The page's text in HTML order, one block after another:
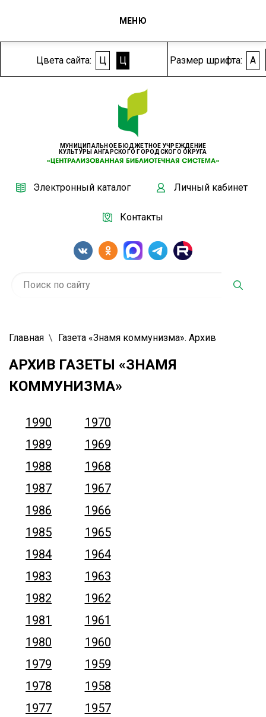
Цвета сайта: Ц Ц Размер шрифта: A
МУНИЦИПАЛЬНОЕ БЮДЖЕТНОЕ УЧРЕЖДЕНИЕ
КУЛЬТУРЫ АНГАРСКОГО ГОРОДСКОГО ОКРУГА
Электронный каталог Личный кабинет
Контакты
МЕНЮ
Главная Газета «Знамя коммунизма». Архив
АРХИВ ГАЗЕТЫ «ЗНАМЯ
КОММУНИЗМА»
1990
1970
1989
1969
1988
1968
1987
1967
1986
1966
1985
1965
1984
1964
1983
1963
1982
1962
1981
1961
1980
1960
1979
1959
1978
1958
1977
1957